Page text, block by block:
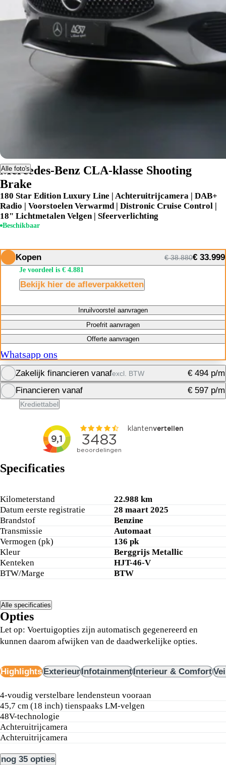
Alle foto's
Mercedes-Benz CLA-klasse Shooting
Brake
180 Star Edition Luxury Line | Achteruitrijcamera | DAB+
Radio | Voorstoelen Verwarmd | Distronic Cruise Control |
18" Lichtmetalen Velgen | Sfeerverlichting
Beschikbaar
Kopen € 38.880€ 33.999
Je voordeel is € 4.881
Bekijk hier de afleverpakketten
Inruilvoorstel aanvragen
Proefrit aanvragen
Offerte aanvragen
Whatsapp ons
Zakelijk financieren vanafexcl. BTW € 494 p/m
Financiering berekenen
Financieren vanaf € 597 p/m
Krediettabel
Financiering berekenen
Specificaties
Kilometerstand
22.988 km
Datum eerste registratie
28 maart 2025
Brandstof
Benzine
Transmissie
Automaat
Vermogen (pk)
136 pk
Kleur
Berggrijs Metallic
Kenteken
HJT-46-V
BTW/Marge
BTW
Alle specificaties
Opties
Let op: Voertuigopties zijn automatisch gegenereerd en
kunnen daarom afwijken van de daadwerkelijke opties.
HighlightsExterieurInfotainmentInterieur & Comfort
4-voudig verstelbare lendensteun vooraan
45,7 cm (18 inch) tienspaaks LM-velgen
48V-technologie
Achteruitrijcamera
Achteruitrijcamera
nog 35 opties